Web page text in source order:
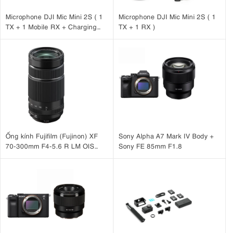
Microphone DJI Mic Mini 2S ( 1
TX + 1 Mobile RX + Charging
Microphone DJI Mic Mini 2S ( 1
TX + 1 RX )
Ống kính Fujifilm (Fujinon) XF
70-300mm F4-5.6 R LM OIS
Sony Alpha A7 Mark IV Body +
Sony FE 85mm F1.8